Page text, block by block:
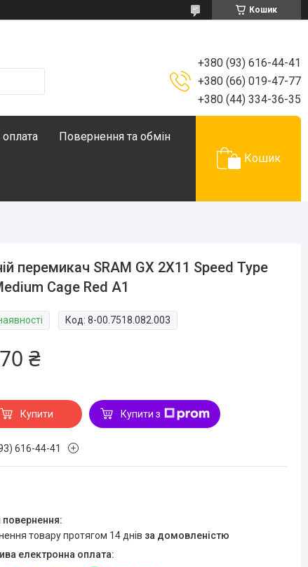
Кошик
+380 (93) 616-44-41
+380 (66) 019-47-77
+380 (44) 334-36-35
Повернення та обмін
Кошик
перемикач SRAM GX 2X11 Speed Type
Cage Red A1
Код:8-00.7518.082.003
₴
Купити Купити з
616-44-41
товару протягом 14 днів за домовленістю